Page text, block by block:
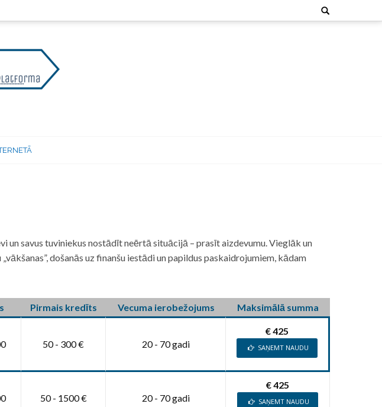
Search
for:
un savus tuviniekus nostādīt neērtā situācijā – prasīt aizdevumu. Vieglāk un
„vākšanas”, došanās uz finanšu iestādi un papildus paskaidrojumiem, kādam
Pirmais kredīts Vecuma ierobežojums Maksimālā summa
50 - 300 € 20 - 70 gadi
€ 425
SAŅEMT NAUDU
50 - 1500 € 20 - 70 gadi
€ 425
SAŅEMT NAUDU